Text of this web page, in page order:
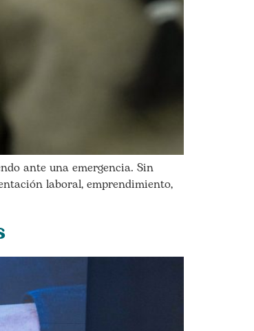
ante una emergencia. Sin
laboral, emprendimiento,